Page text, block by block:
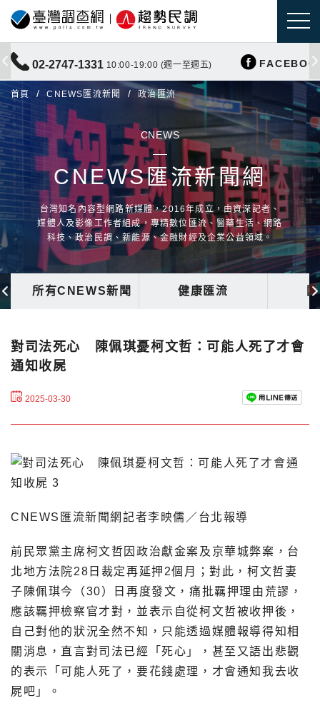
02-2747-1331 10:00-19:00 (週一至週五)
首頁 CNEWS匯流新聞 政治匯流
CNEWS
CNEWS匯流新聞網
台灣知名內容型網路新媒體，2016年成立，由資深記者、
媒體人及影像工作者組成，專精數位匯流、醫藥生活、網路
科技、政治民調、新能源、金融財經及企業公益領域。
所有CNEWS新聞 健康匯流
對司法死心 陳佩琪憂柯文哲：可能人死了才會
通知收屍
2025-03-30
CNEWS匯流新聞網記者李映儒／台北報導
前民眾黨主席柯文哲因政治獻金案及京華城弊案，台
北地方法院28日裁定再延押2個月；對此，柯文哲妻
子陳佩琪今（30）日再度發文，痛批羈押理由荒謬，
應該羈押檢察官才對，並表示自從柯文哲被收押後，
自己對他的狀況全然不知，只能透過媒體報導得知相
關消息，直言對司法已經「死心」，甚至又語出悲觀
的表示「可能人死了，要花錢處理，才會通知我去收
屍吧」。